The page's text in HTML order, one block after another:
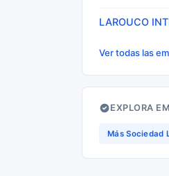
LAROUCO
Ver todas las
EXPLORA
Más Sociedad